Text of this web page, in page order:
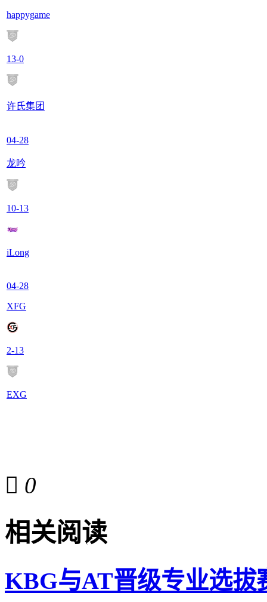
happygame
13-0
许氏集团
04-28
龙吟
10-13
iLong
04-28
XFG
2-13
EXG
 0
相关阅读
KBG与AT晋级专业选拔